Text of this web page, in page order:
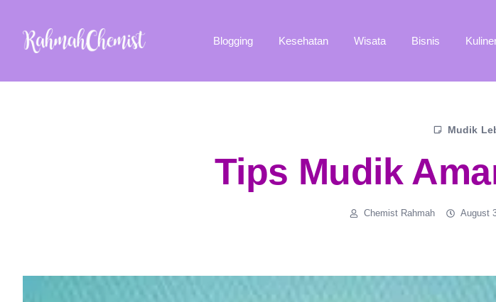
Blogging Kesehatan Wisata Bisnis
Mudik
Tips Mudik
Chemist Rahmah August